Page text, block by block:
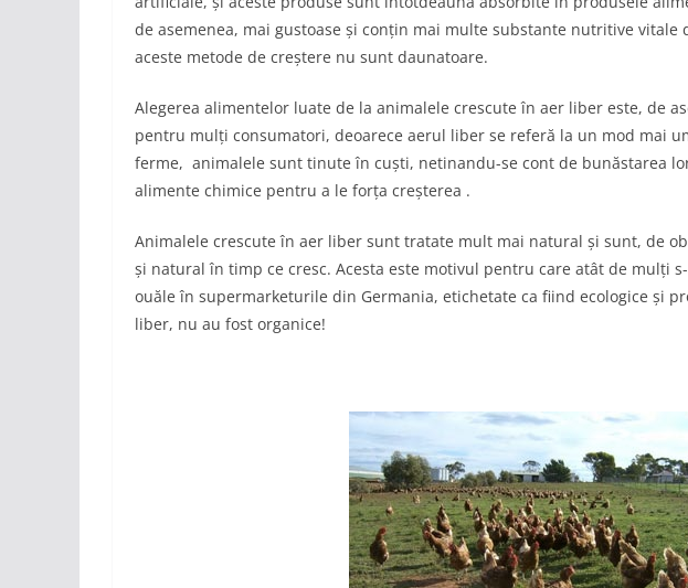
de asemenea, mai gustoase și conțin mai multe substante nutritive vitale
aceste metode de creștere nu sunt daunatoare.
Alegerea alimentelor luate de la animalele crescute în aer liber este, de
pentru mulți consumatori, deoarece aerul liber se referă la un mod mai
ferme, animalele sunt tinute în cuști, netinandu-se cont de bunăstarea
alimente chimice pentru a le forța creșterea .
Animalele crescute în aer liber sunt tratate mult mai natural și sunt, de
și natural în timp ce cresc. Acesta este motivul pentru care atât de mulți
ouăle în supermarketurile din Germania, etichetate ca fiind ecologice și
liber, nu au fost organice!